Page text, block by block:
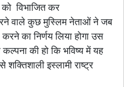
कर
वाले कुछ मुस्लिम नेताओं ने जब
का निर्णय लिया होगा उस
की हो कि भविष्य में यह
इस्लामी राष्ट्र